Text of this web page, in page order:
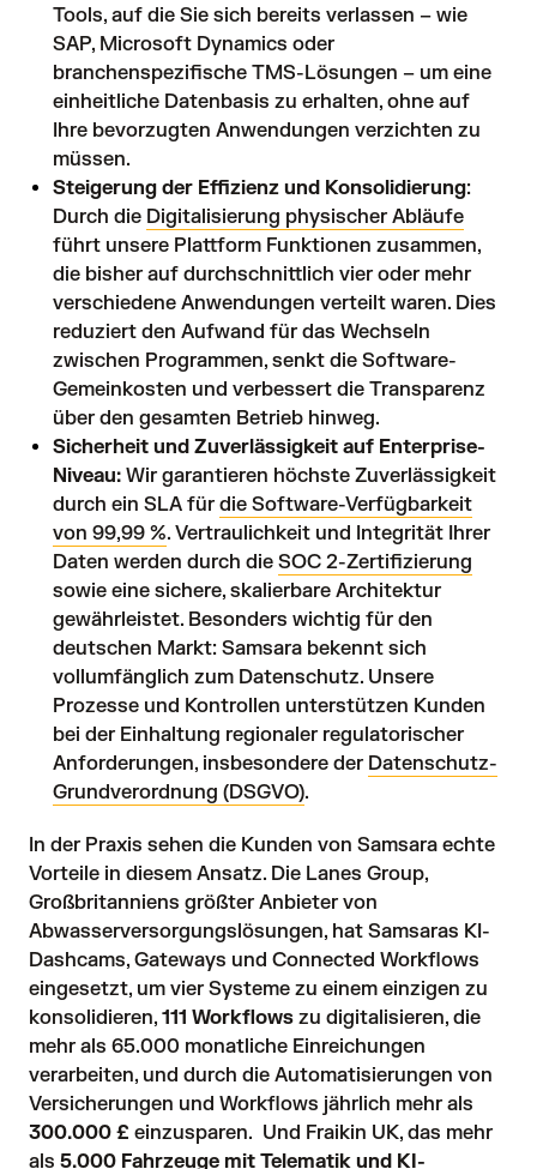
Tools, auf die Sie sich bereits verlassen – wie
SAP, Microsoft Dynamics oder
branchenspezifische TMS-Lösungen – um eine
einheitliche Datenbasis zu erhalten, ohne auf
Ihre bevorzugten Anwendungen verzichten zu
müssen.
Steigerung der Effizienz und Konsolidierung:
Durch die Digitalisierung physischer Abläufe
führt unsere Plattform Funktionen zusammen,
die bisher auf durchschnittlich vier oder mehr
verschiedene Anwendungen verteilt waren. Dies
reduziert den Aufwand für das Wechseln
zwischen Programmen, senkt die Software-
Gemeinkosten und verbessert die Transparenz
über den gesamten Betrieb hinweg.
Sicherheit und Zuverlässigkeit auf Enterprise-
Niveau: Wir garantieren höchste Zuverlässigkeit
durch ein SLA für die Software-Verfügbarkeit
von 99,99 %. Vertraulichkeit und Integrität Ihrer
Daten werden durch die SOC 2-Zertifizierung
sowie eine sichere, skalierbare Architektur
gewährleistet. Besonders wichtig für den
deutschen Markt: Samsara bekennt sich
vollumfänglich zum Datenschutz. Unsere
Prozesse und Kontrollen unterstützen Kunden
bei der Einhaltung regionaler regulatorischer
Anforderungen, insbesondere der Datenschutz-
Grundverordnung (DSGVO).
In der Praxis sehen die Kunden von Samsara echte
Vorteile in diesem Ansatz. Die Lanes Group,
Großbritanniens größter Anbieter von
Abwasserversorgungslösungen, hat Samsaras KI-
Dashcams, Gateways und Connected Workflows
eingesetzt, um vier Systeme zu einem einzigen zu
konsolidieren, 111 Workflows zu digitalisieren, die
mehr als 65.000 monatliche Einreichungen
verarbeiten, und durch die Automatisierungen von
Versicherungen und Workflows jährlich mehr als
300.000 £ einzusparen. Und Fraikin UK, das mehr
als 5.000 Fahrzeuge mit Telematik und KI-